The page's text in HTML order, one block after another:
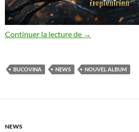
Continuer la lecture de Sortie
→
BUCOVINA NEWS NOUVEL ALBUM
NEWS